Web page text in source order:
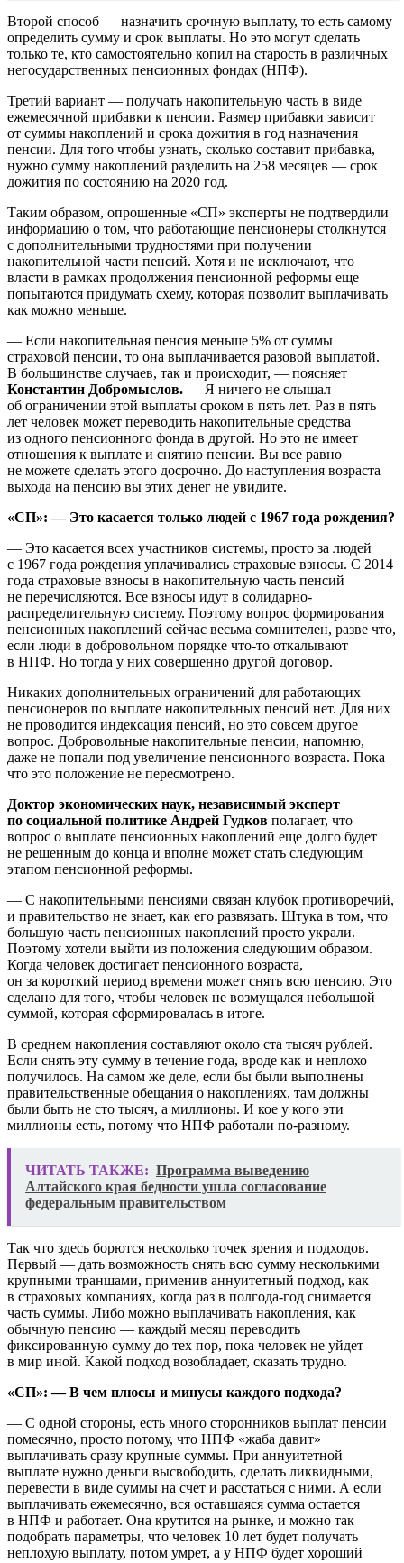
Второй способ — назначить срочную выплату, то есть самому
определить сумму и срок выплаты. Но это могут сделать
только те, кто самостоятельно копил на старость в различных
негосударственных пенсионных фондах (НПФ).
Третий вариант — получать накопительную часть в виде
ежемесячной прибавки к пенсии. Размер прибавки зависит
от суммы накоплений и срока дожития в год назначения
пенсии. Для того чтобы узнать, сколько составит прибавка,
нужно сумму накоплений разделить на 258 месяцев — срок
дожития по состоянию на 2020 год.
Таким образом, опрошенные «СП» эксперты не подтвердили
информацию о том, что работающие пенсионеры столкнутся
с дополнительными трудностями при получении
накопительной части пенсий. Хотя и не исключают, что
власти в рамках продолжения пенсионной реформы еще
попытаются придумать схему, которая позволит выплачивать
как можно меньше.
— Если накопительная пенсия меньше 5% от суммы
страховой пенсии, то она выплачивается разовой выплатой.
В большинстве случаев, так и происходит, — поясняет
Константин Добромыслов. — Я ничего не слышал
об ограничении этой выплаты сроком в пять лет. Раз в пять
лет человек может переводить накопительные средства
из одного пенсионного фонда в другой. Но это не имеет
отношения к выплате и снятию пенсии. Вы все равно
не можете сделать этого досрочно. До наступления возраста
выхода на пенсию вы этих денег не увидите.
«СП»: — Это касается только людей с 1967 года рождения?
— Это касается всех участников системы, просто за людей
с 1967 года рождения уплачивались страховые взносы. С 2014
года страховые взносы в накопительную часть пенсий
не перечисляются. Все взносы идут в солидарно-
распределительную систему. Поэтому вопрос формирования
пенсионных накоплений сейчас весьма сомнителен, разве что,
если люди в добровольном порядке что-то откалывают
в НПФ. Но тогда у них совершенно другой договор.
Никаких дополнительных ограничений для работающих
пенсионеров по выплате накопительных пенсий нет. Для них
не проводится индексация пенсий, но это совсем другое
вопрос. Добровольные накопительные пенсии, напомню,
даже не попали под увеличение пенсионного возраста. Пока
что это положение не пересмотрено.
Доктор экономических наук, независимый эксперт
по социальной политике Андрей Гудков полагает, что
вопрос о выплате пенсионных накоплений еще долго будет
не решенным до конца и вполне может стать следующим
этапом пенсионной реформы.
— С накопительными пенсиями связан клубок противоречий,
и правительство не знает, как его развязать. Штука в том, что
большую часть пенсионных накоплений просто украли.
Поэтому хотели выйти из положения следующим образом.
Когда человек достигает пенсионного возраста,
он за короткий период времени может снять всю пенсию. Это
сделано для того, чтобы человек не возмущался небольшой
суммой, которая сформировалась в итоге.
В среднем накопления составляют около ста тысяч рублей.
Если снять эту сумму в течение года, вроде как и неплохо
получилось. На самом же деле, если бы были выполнены
правительственные обещания о накоплениях, там должны
были быть не сто тысяч, а миллионы. И кое у кого эти
миллионы есть, потому что НПФ работали по-разному.
ЧИТАТЬ ТАКЖЕ: Программа выведению
Алтайского края бедности ушла согласование
федеральным правительством
Так что здесь борются несколько точек зрения и подходов.
Первый — дать возможность снять всю сумму несколькими
крупными траншами, применив аннуитетный подход, как
в страховых компаниях, когда раз в полгода-год снимается
часть суммы. Либо можно выплачивать накопления, как
обычную пенсию — каждый месяц переводить
фиксированную сумму до тех пор, пока человек не уйдет
в мир иной. Какой подход возобладает, сказать трудно.
«СП»: — В чем плюсы и минусы каждого подхода?
— С одной стороны, есть много сторонников выплат пенсии
помесячно, просто потому, что НПФ «жаба давит»
выплачивать сразу крупные суммы. При аннуитетной
выплате нужно деньги высвободить, сделать ликвидными,
перевести в виде суммы на счет и расстаться с ними. А если
выплачивать ежемесячно, вся оставшаяся сумма остается
в НПФ и работает. Она крутится на рынке, и можно так
подобрать параметры, что человек 10 лет будет получать
неплохую выплату, потом умрет, а у НПФ будет хороший